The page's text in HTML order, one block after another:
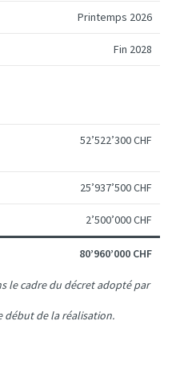
Printemps 2026
Fin 2028
52’522’300 CHF
25’937’500 CHF
2’500’000 CHF
80’960’000 CHF
le cadre du décret adopté par
début de la réalisation.